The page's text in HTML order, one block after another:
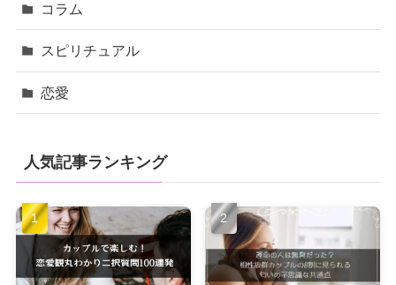
コラム
スピリチュアル
恋愛
人気記事ランキング